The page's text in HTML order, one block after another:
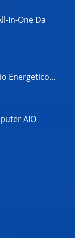
In-One Da
Energetico...
AIO